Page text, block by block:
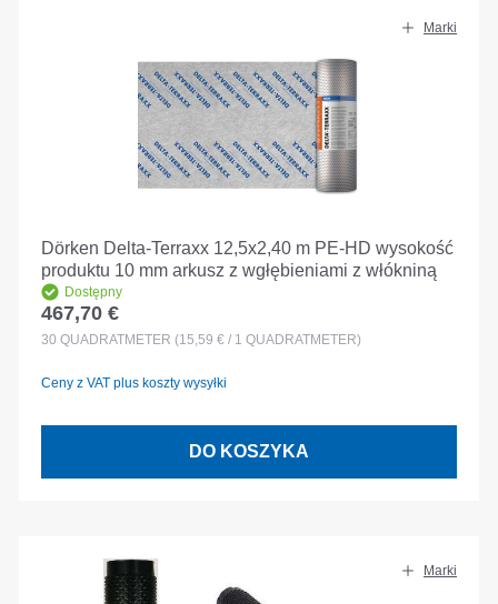
Marki
Dörken Delta-Terraxx 12,5x2,40 m PE-HD wysokość
produktu 10 mm arkusz z wgłębieniami z włókniną
Dostępny
Cena regularna:
467,70 €
30 QUADRATMETER (15,59 € / 1 QUADRATMETER)
Ceny z VAT plus koszty wysyłki
DO KOSZYKA
Marki